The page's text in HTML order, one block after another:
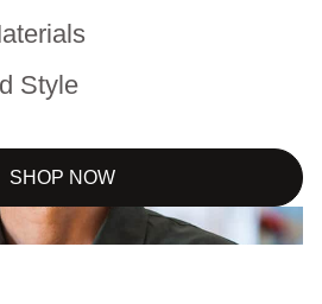
Style
SHOP NOW